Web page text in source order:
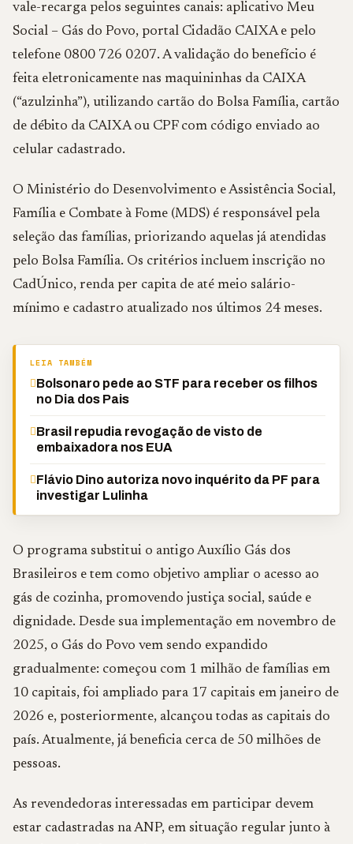
vale-recarga pelos seguintes canais: aplicativo Meu
Social – Gás do Povo, portal Cidadão CAIXA e pelo
telefone 0800 726 0207. A validação do benefício é
feita eletronicamente nas maquininhas da CAIXA
(“azulzinha”), utilizando cartão do Bolsa Família, cartão
de débito da CAIXA ou CPF com código enviado ao
celular cadastrado.
O Ministério do Desenvolvimento e Assistência Social,
Família e Combate à Fome (MDS) é responsável pela
seleção das famílias, priorizando aquelas já atendidas
pelo Bolsa Família. Os critérios incluem inscrição no
CadÚnico, renda per capita de até meio salário-
mínimo e cadastro atualizado nos últimos 24 meses.
LEIA TAMBÉM
Bolsonaro pede ao STF para receber os filhos
no Dia dos Pais
Brasil repudia revogação de visto de
embaixadora nos EUA
Flávio Dino autoriza novo inquérito da PF para
investigar Lulinha
O programa substitui o antigo Auxílio Gás dos
Brasileiros e tem como objetivo ampliar o acesso ao
gás de cozinha, promovendo justiça social, saúde e
dignidade. Desde sua implementação em novembro de
2025, o Gás do Povo vem sendo expandido
gradualmente: começou com 1 milhão de famílias em
10 capitais, foi ampliado para 17 capitais em janeiro de
2026 e, posteriormente, alcançou todas as capitais do
país. Atualmente, já beneficia cerca de 50 milhões de
pessoas.
As revendedoras interessadas em participar devem
estar cadastradas na ANP, em situação regular junto à